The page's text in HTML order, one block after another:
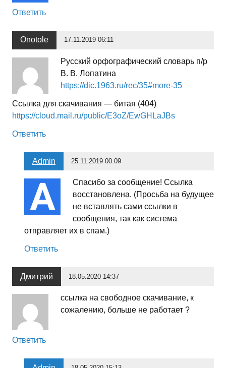
Ответить
Onotole 17.11.2019 06:11
Русский орфографический словарь п/р
В. В. Лопатина
https://dic.1963.ru/rec/35#more-35
Ссылка для скачивания — битая (404)
https://cloud.mail.ru/public/E3oZ/EwGHLaJBs
Ответить
Admin 25.11.2019 00:09
Спасибо за сообщение! Ссылка
восстановлена. (Просьба на будущее
не вставлять сами ссылки в
сообщения, так как система
отправляет их в спам.)
Ответить
Дмитрий 18.05.2020 14:37
ссылка на свободное скачивание, к
сожалению, больше не работает ?
Ответить